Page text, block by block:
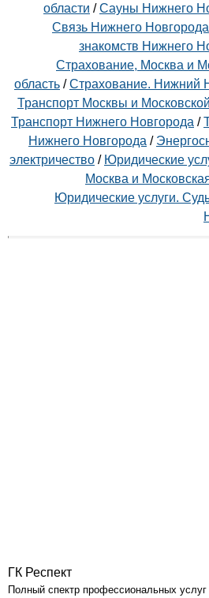
области /Сауны Нижнего
Связь Нижнего Новгорода
знакомств Нижнего
Страхование, Москва и
область /Страхование. Нижний
Транспорт Москвы и
Транспорт Нижнего Новгорода /
Нижнего Новгорода /
электричество / Юридические
Москва и
Юридические услуги.
ГК Респект
Полный спектр профессиональных